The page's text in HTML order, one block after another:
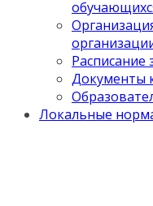
Расписание
Документы
Локальные